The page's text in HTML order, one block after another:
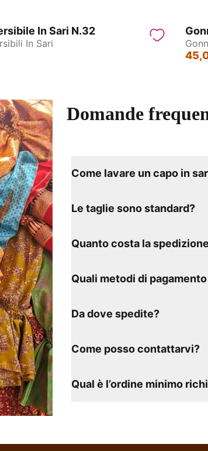
In Sari N.32
In Sari
Domande
Come lavare un capo in
Le taglie sono standard?
Quanto costa la
Quali metodi di
Da dove spedite?
Come posso contattarvi?
Qual è l’ordine minimo